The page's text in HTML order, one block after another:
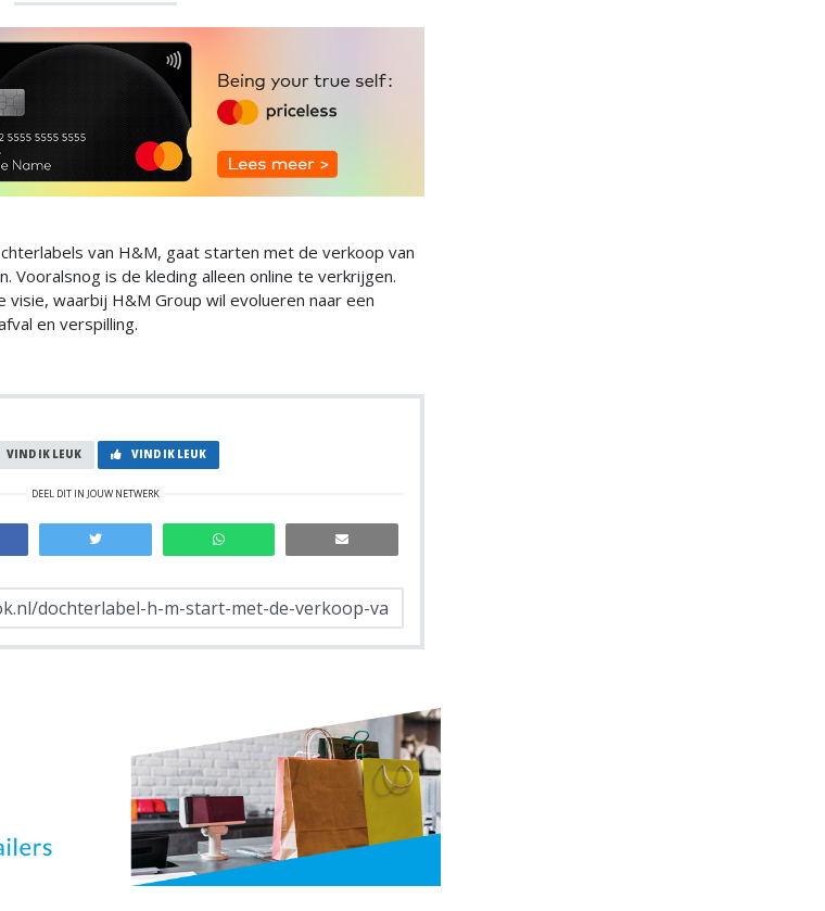
van H&M, gaat starten met de verkoop van
Vooralsnog is de kleding alleen online te verkrijgen.
visie, waarbij H&M Group wil evolueren naar een
en verspilling.
VIND IK LEUK VIND IK LEUK
DEEL DIT IN JOUW NETWERK